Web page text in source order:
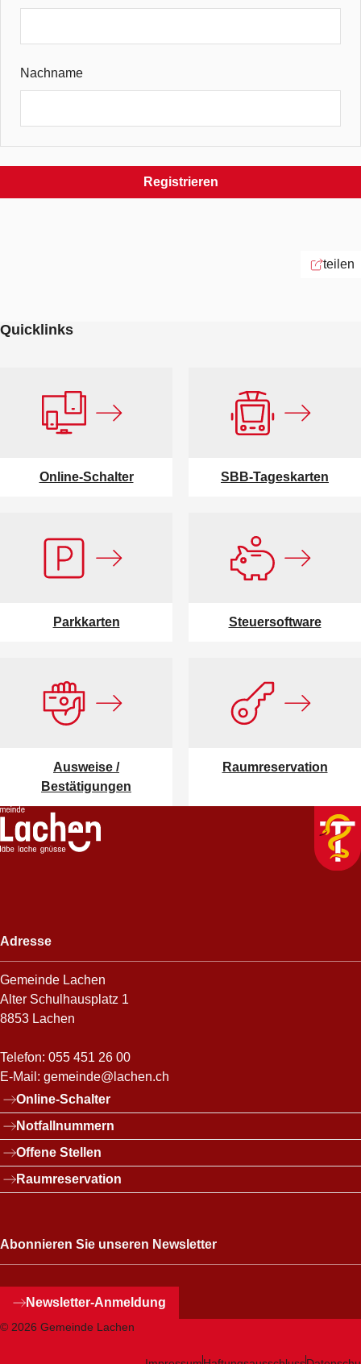
Nachname
Registrieren
teilen
Quicklinks
Online-Schalter SBB-Tageskarten
Parkkarten Steuersoftware
Ausweise /
Bestätigungen
Raumreservation
Footer
Adresse
Gemeinde Lachen
Alter Schulhausplatz 1
8853 Lachen
Telefon: 055 451 26 00
E-Mail: gemeinde@lachen.ch
Links
Online-Schalter
Notfallnummern
Offene Stellen
Raumreservation
Abonnieren Sie unseren Newsletter
Newsletter-Anmeldung
© 2026 Gemeinde Lachen